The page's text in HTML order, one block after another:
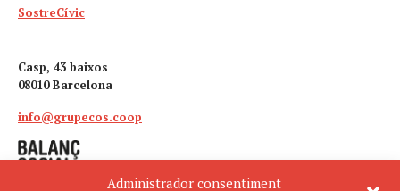
Administrador consentiment
SostreCívic
Casp, 43 baixos
08010 Barcelona
info@grupecos.coop